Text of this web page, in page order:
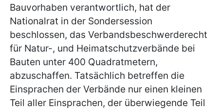
Bauvorhaben verantwortlich, hat der
Nationalrat in der Sondersession
beschlossen, das Verbandsbeschwerderecht
für Natur-, und Heimatschutzverbände bei
Bauten unter 400 Quadratmetern,
abzuschaffen. Tatsächlich betreffen die
Einsprachen der Verbände nur einen kleinen
Teil aller Einsprachen, der überwiegende Teil